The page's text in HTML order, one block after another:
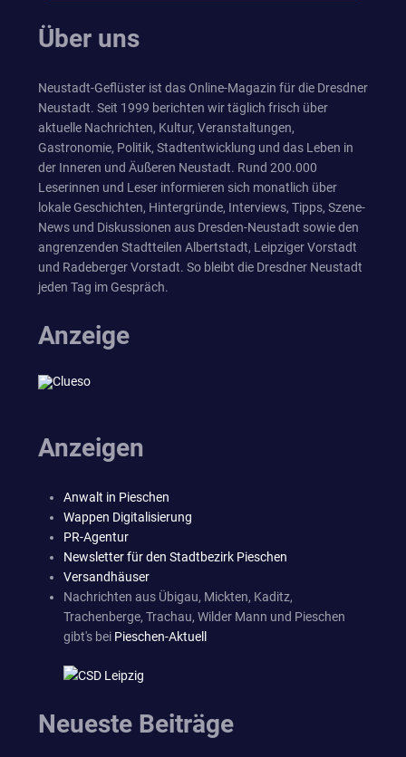
Über uns
Neustadt-Geflüster ist das Online-Magazin für die Dresdner
Neustadt. Seit 1999 berichten wir täglich frisch über
aktuelle Nachrichten, Kultur, Veranstaltungen,
Gastronomie, Politik, Stadtentwicklung und das Leben in
der Inneren und Äußeren Neustadt. Rund 200.000
Leserinnen und Leser informieren sich monatlich über
lokale Geschichten, Hintergründe, Interviews, Tipps, Szene-
News und Diskussionen aus Dresden-Neustadt sowie den
angrenzenden Stadtteilen Albertstadt, Leipziger Vorstadt
und Radeberger Vorstadt. So bleibt die Dresdner Neustadt
jeden Tag im Gespräch.
Anzeige
Anzeigen
Anwalt in Pieschen
Wappen Digitalisierung
PR-Agentur
Newsletter für den Stadtbezirk Pieschen
Versandhäuser
Nachrichten aus Übigau, Mickten, Kaditz,
Trachenberge, Trachau, Wilder Mann und Pieschen
gibt's bei Pieschen-Aktuell
Neueste Beiträge